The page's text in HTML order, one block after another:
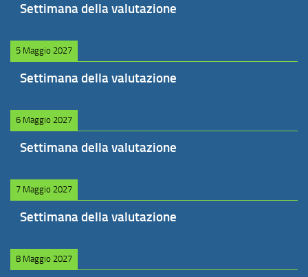
Settimana della valutazione
5 Maggio 2027
Settimana della valutazione
6 Maggio 2027
Settimana della valutazione
7 Maggio 2027
Settimana della valutazione
8 Maggio 2027